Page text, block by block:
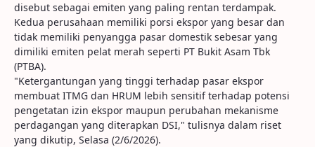
disebut sebagai emiten yang paling rentan terdampak.
Kedua perusahaan memiliki porsi ekspor yang besar dan
tidak memiliki penyangga pasar domestik sebesar yang
dimiliki emiten pelat merah seperti PT Bukit Asam Tbk
(PTBA).
"Ketergantungan yang tinggi terhadap pasar ekspor
membuat ITMG dan HRUM lebih sensitif terhadap potensi
pengetatan izin ekspor maupun perubahan mekanisme
perdagangan yang diterapkan DSI," tulisnya dalam riset
yang dikutip, Selasa (2/6/2026).